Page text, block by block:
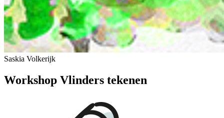
Saskia Volkerijk
Workshop Vlinders tekenen